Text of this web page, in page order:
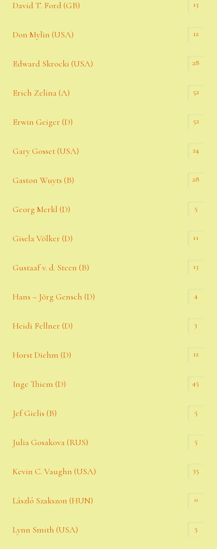
David T. Ford (GB) 13
Don Mylin (USA) 12
Edward Skrocki (USA) 28
Erich Zelina (A) 52
Erwin Geiger (D) 52
Gary Gosset (USA) 24
Gaston Wuyts (B) 28
Georg Merkl (D) 5
Gisela Völker (D) 11
Gustaaf v. d. Steen (B) 13
Hans – Jörg Gensch (D) 4
Heidi Fellner (D) 3
Horst Diehm (D) 12
Inge Thiem (D) 45
Jef Gielis (B) 5
Julia Gosakova (RUS) 5
Kevin C. Vaughn (USA) 35
László Szakszon (HUN) 0
Lynn Smith (USA) 5